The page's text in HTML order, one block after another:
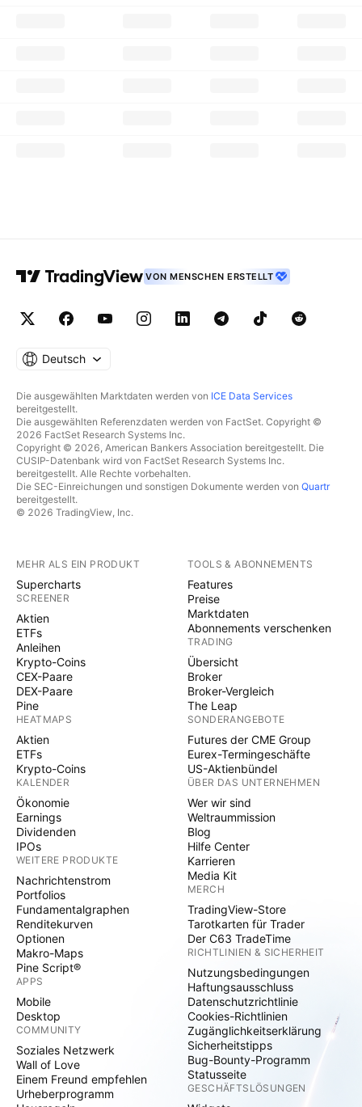
VON MENSCHEN ERSTELLT
Deutsch
Die ausgewählten Marktdaten werden von ICE Data Services
bereitgestellt.
Die ausgewählten Referenzdaten werden von FactSet. Copyright ©
2026 FactSet Research Systems Inc.
Copyright © 2026, American Bankers Association bereitgestellt. Die
CUSIP-Datenbank wird von FactSet Research Systems Inc.
bereitgestellt. Alle Rechte vorbehalten.
Die SEC-Einreichungen und sonstigen Dokumente werden von Quartr
bereitgestellt.
© 2026 TradingView, Inc.
MEHR ALS EIN PRODUKT
Supercharts
SCREENER
Aktien
ETFs
Anleihen
Krypto-Coins
CEX-Paare
DEX-Paare
Pine
HEATMAPS
Aktien
ETFs
Krypto-Coins
KALENDER
Ökonomie
Earnings
Dividenden
IPOs
WEITERE PRODUKTE
Nachrichtenstrom
Portfolios
Fundamentalgraphen
Renditekurven
Optionen
Makro-Maps
Pine Script®
APPS
Mobile
Desktop
COMMUNITY
Soziales Netzwerk
Wall of Love
Einem Freund empfehlen
Urheberprogramm
TOOLS & ABONNEMENTS
Features
Preise
Marktdaten
Abonnements verschenken
TRADING
Übersicht
Broker
Broker-Vergleich
The Leap
SONDERANGEBOTE
Futures der CME Group
Eurex-Termingeschäfte
US-Aktienbündel
ÜBER DAS UNTERNEHMEN
Wer wir sind
Weltraummission
Blog
Hilfe Center
Karrieren
Media Kit
MERCH
TradingView-Store
Tarotkarten für Trader
Der C63 TradeTime
RICHTLINIEN & SICHERHEIT
Nutzungsbedingungen
Haftungsausschluss
Datenschutzrichtlinie
Cookies-Richtlinien
Zugänglichkeitserklärung
Sicherheitstipps
Bug-Bounty-Programm
Statusseite
GESCHÄFTSLÖSUNGEN